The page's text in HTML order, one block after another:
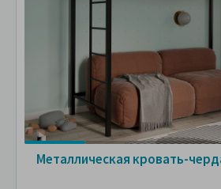
Металлическая кровать-